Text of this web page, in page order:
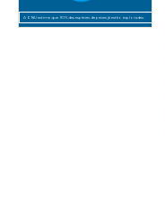
A ONU estima que 90% das espécies de peixes já estão exploradas.